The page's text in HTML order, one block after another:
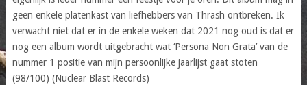
geen enkele platenkast van liefhebbers van Thrash ontbreken. Ik
verwacht niet dat er in de enkele weken dat 2021 nog oud is dat er
nog een album wordt uitgebracht wat ‘Persona Non Grata’ van de
nummer 1 positie van mijn persoonlijke jaarlijst gaat stoten
(98/100) (Nuclear Blast Records)